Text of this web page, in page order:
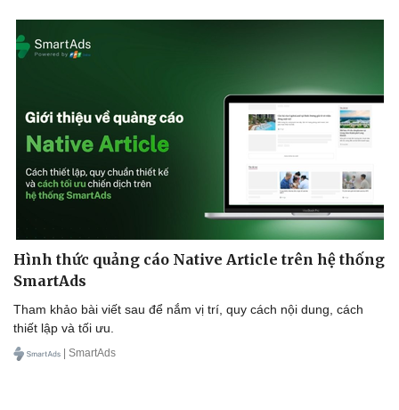
Hình thức quảng cáo Native Article trên hệ thống
SmartAds
Tham khảo bài viết sau để nắm vị trí, quy cách nội dung, cách
thiết lập và tối ưu.
| SmartAds